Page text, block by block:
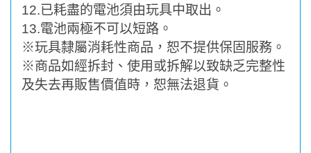
12.已耗盡的電池須由玩具中取出。
13.電池兩極不可以短路。
※玩具隸屬消耗性商品，恕不提供保固服務。
※商品如經拆封、使用或拆解以致缺乏完整性
及失去再販售價值時，恕無法退貨。